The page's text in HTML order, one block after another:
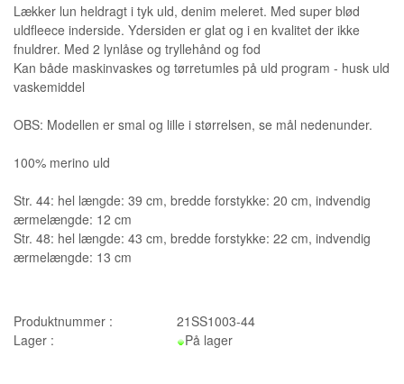
Lækker lun heldragt i tyk uld, denim meleret. Med super blød
uldfleece inderside. Ydersiden er glat og i en kvalitet der ikke
fnuldrer. Med 2 lynlåse og tryllehånd og fod
Kan både maskinvaskes og tørretumles på uld program - husk uld
vaskemiddel
OBS: Modellen er smal og lille i størrelsen, se mål nedenunder.
100% merino uld
Str. 44: hel længde: 39 cm, bredde forstykke: 20 cm, indvendig
ærmelængde: 12 cm
Str. 48: hel længde: 43 cm, bredde forstykke: 22 cm, indvendig
ærmelængde: 13 cm
Produktnummer :
21SS1003-44
Lager :
På lager